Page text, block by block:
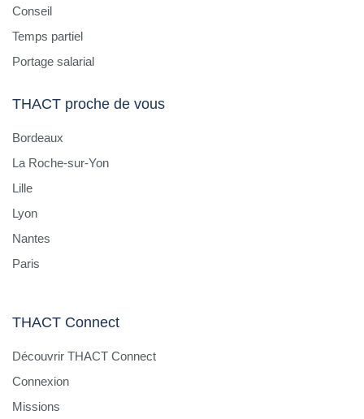
Conseil
Temps partiel
Portage salarial
THACT proche de vous
Bordeaux
La Roche-sur-Yon
Lille
Lyon
Nantes
Paris
THACT Connect
Découvrir THACT Connect
Connexion
Missions